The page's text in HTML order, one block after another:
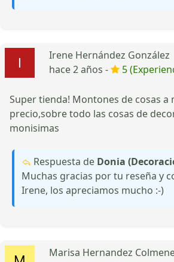
Irene Hernández González
hace 2 años -
5
Super tienda! Montones de cosas a
precio,sobre todo las cosas de
monisimas
Respuesta de Donia
Muchas gracias por tu reseña y
Irene, los apreciamos mucho :-)
Marisa Hernandez